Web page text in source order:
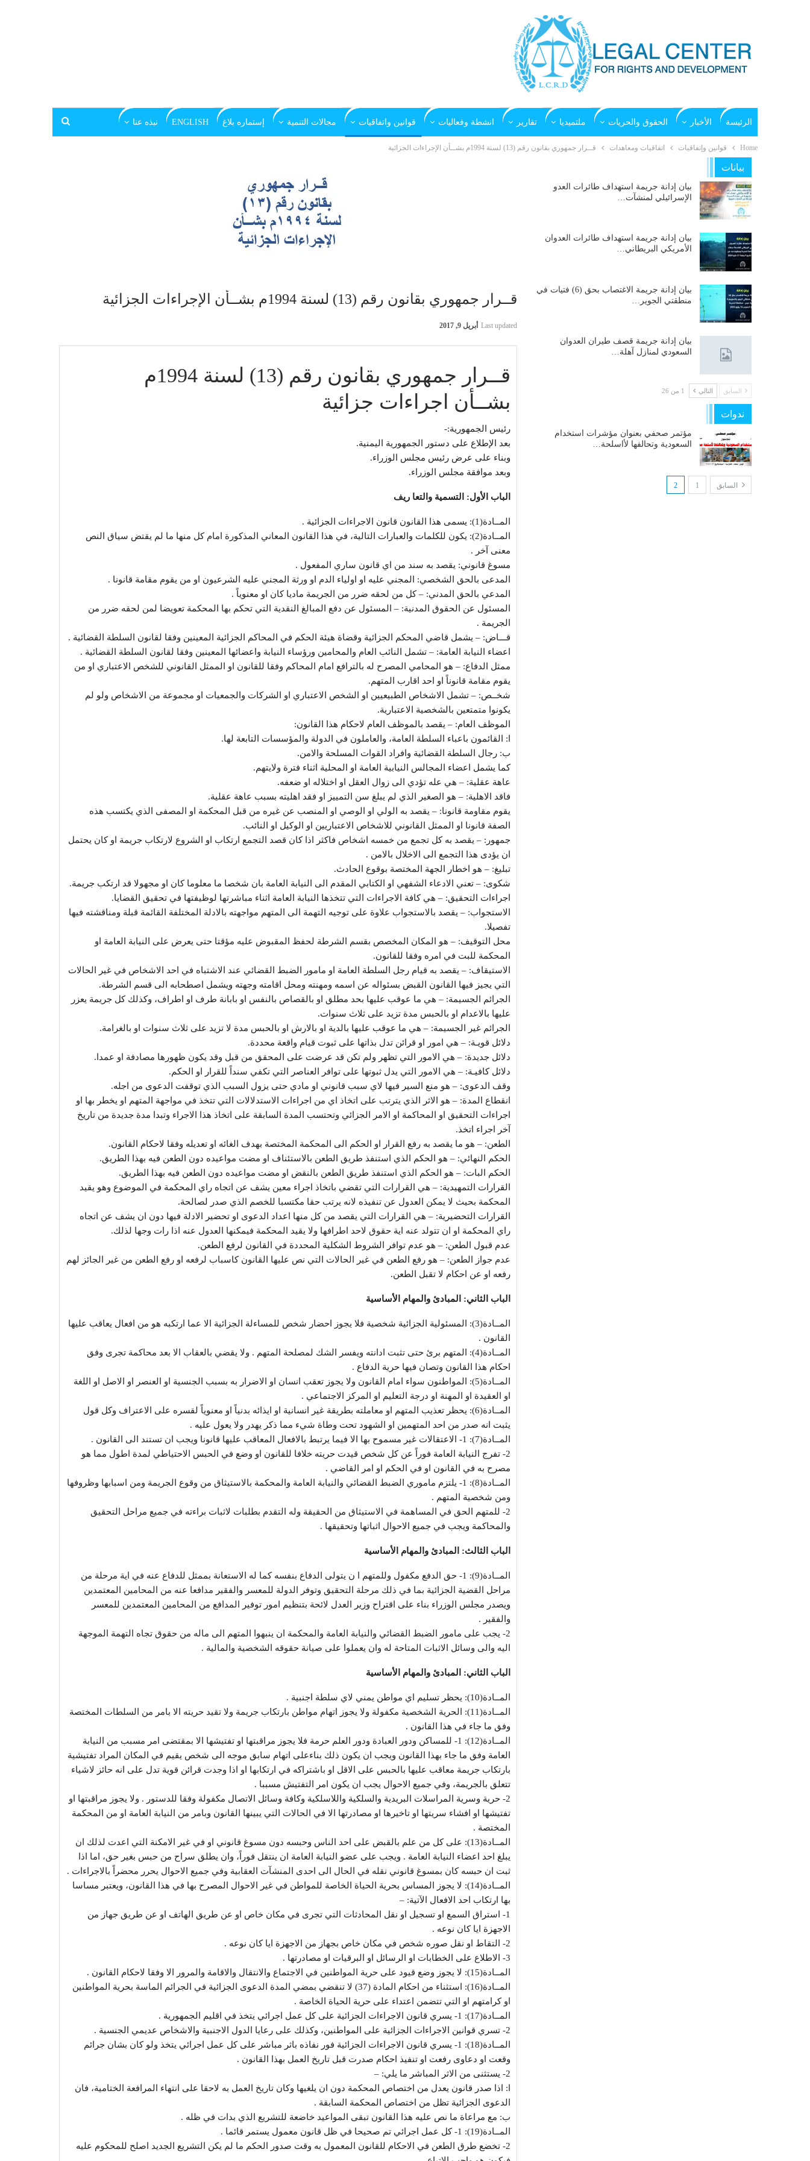
الرئيسة الأخبار الحقوق والحريات ملتميديا تقارير انشطة وفعاليات قوانين واتفاقيات مجالات التنمية إستماره بلاغ ENGLISH نبذه عنا
Home قوانين وإتفاقيات اتفاقيات ومعاهدات قــرار جمهوري بقانون رقم (13) لسنة 1994م بشــأن الإجراءات الجزائية
قــرار جمهوري بقانون رقم (13) لسنة 1994م بشــأن الإجراءات الجزائية
Last updated أبريل 9, 2017
قــرار جمهوري بقانون رقم (13) لسنة 1994م
بشــأن اجراءات جزائية
رئيس الجمهورية:-
بعد الإطلاع على دستور الجمهورية اليمنية.
وبناء على عرض رئيس مجلس الوزراء.
وبعد موافقة مجلس الوزراء.
الباب الأول: التسمية والتعا ريف
المــادة(1): يسمى هذا القانون قانون الاجراءات الجزائية .
المــادة(2): يكون للكلمات والعبارات التالية، في هذا القانون المعاني المذكورة امام كل منها ما لم يقتض سياق النص
معنى آخر .
مسوغ قانوني: يقصد به سند من اي قانون ساري المفعول .
المدعى بالحق الشخصي: المجني عليه او اولياء الدم او ورثة المجني عليه الشرعيون او من يقوم مقامة قانونا .
المدعي بالحق المدني: – كل من لحقه ضرر من الجريمة ماديا كان او معنوياً .
المسئول عن الحقوق المدنية: – المسئول عن دفع المبالغ النقدية التي تحكم بها المحكمة تعويضا لمن لحقه ضرر من
الجريمة .
قـــاض: – يشمل قاضي المحكم الجزائية وقضاة هيئة الحكم في المحاكم الجزائية المعينين وفقا لقانون السلطة القضائية .
اعضاء النيابة العامة: – تشمل النائب العام والمحامين ورؤساء النيابة واعضائها المعينين وفقا لقانون السلطة القضائية .
ممثل الدفاع: – هو المحامي المصرح له بالترافع امام المحاكم وفقا للقانون او الممثل القانوني للشخص الاعتباري او من
يقوم مقامة قانوناً او احد اقارب المتهم.
شخــص: – تشمل الاشخاص الطبيعيين او الشخص الاعتباري او الشركات والجمعيات او مجموعة من الاشخاص ولو لم
يكونوا متمتعين بالشخصية الاعتبارية.
الموظف العام: – يقصد بالموظف العام لاحكام هذا القانون:
ا: القائمون باعباء السلطة العامة، والعاملون في الدولة والمؤسسات التابعة لها.
ب: رجال السلطة القضائية وافراد القوات المسلحة والامن.
كما يشمل اعضاء المجالس النيابية العامة او المحلية اثناء فترة ولايتهم.
عاهة عقلية: – هي عله تؤدي الى زوال العقل او اختلاله او ضعفه.
فاقد الاهلية: – هو الصغير الذي لم يبلغ سن التمييز او فقد اهليته بسبب عاهة عقلية.
يقوم مقاومة قانونا: – يقصد به الولي او الوصي او المنصب عن غيره من قبل المحكمة او المصفى الذي يكتسب هذه
الصفة قانونا او الممثل القانوني للاشخاص الاعتباريين او الوكيل او النائب.
جمهور: – يقصد به كل تجمع من خمسه اشخاص فاكثر اذا كان قصد التجمع ارتكاب او الشروع لارتكاب جريمة او كان يحتمل
ان يؤدى هذا التجمع الى الاخلال بالامن .
تبليغ: – هو اخطار الجهة المختصة بوقوع الحادث.
شكوى: – تعني الادعاء الشفهي او الكتابي المقدم الى النيابة العامة بان شخصا ما معلوما كان او مجهولا قد ارتكب جريمة.
اجراءات التحقيق: – هي كافة الاجراءات التي تتخذها النيابة العامة اثناء مباشرتها لوظيفتها في تحقيق القضايا.
الاستجواب: – يقصد بالاستجواب علاوة على توجيه التهمة الى المتهم مواجهته بالادلة المختلفة القائمة قبلة ومناقشته فيها
تفصيلا.
محل التوقيف: – هو المكان المخصص بقسم الشرطة لحفظ المقبوض عليه مؤقتا حتى يعرض على النيابة العامة او
المحكمة للبت في امره وفقا للقانون.
الاستيقاف: – يقصد به قيام رجل السلطة العامة او مامور الضبط القضائي عند الاشتباه في احد الاشخاص في غير الحالات
التي يجيز فيها القانون القبض بسئواله عن اسمه ومهنته ومحل اقامته وجهته ويشمل اصطحابه الى قسم الشرطة.
الجرائم الجسيمة: – هي ما عوقب عليها بحد مطلق او بالقصاص بالنفس او بابانة طرف او اطراف، وكذلك كل جريمة يعزر
عليها بالاعدام او بالحبس مدة تزيد على ثلاث سنوات.
الجرائم غير الجسيمة: – هي ما عوقب عليها بالدية او بالارش او بالحبس مدة لا تزيد على ثلاث سنوات او بالغرامة.
دلائل قويـة: – هي امور او قرائن تدل بذاتها على ثبوت قيام واقعة محددة.
دلائل جديدة: – هي الامور التي تظهر ولم تكن قد عرضت على المحقق من قبل وقد يكون ظهورها مصادفة او عمدا.
دلائل كافيـة: – هي الامور التي يدل ثبوتها على توافر العناصر التي تكفي سنداً للقرار او الحكم.
وقف الدعوى: – هو منع السير فيها لاي سبب قانوني او مادي حتى يزول السبب الذي توقفت الدعوى من اجله.
انقطاع المدة: – هو الاثر الذي يترتب على اتخاذ اي من اجراءات الاستدلالات التي تتخذ في مواجهة المتهم او يخطر بها او
اجراءات التحقيق او المحاكمة او الامر الجزائي وتحتسب المدة السابقة على اتخاذ هذا الاجراء وتبدا مدة جديدة من تاريخ
آخر اجراء اتخذ.
الطعن: – هو ما يقصد به رفع القرار او الحكم الى المحكمة المختصة بهدف الغائه او تعديله وفقا لاحكام القانون.
الحكم النهائي: – هو الحكم الذي استنفذ طريق الطعن بالاستئناف او مضت مواعيده دون الطعن فيه بهذا الطريق.
الحكم البات: – هو الحكم الذي استنفذ طريق الطعن بالنقض او مضت مواعيده دون الطعن فيه بهذا الطريق.
القرارات التمهيدية: – هي القرارات التي تقضي باتخاذ اجراء معين يشف عن اتجاه راي المحكمة في الموضوع وهو يقيد
المحكمة بحيث لا يمكن العدول عن تنفيذه لانه يرتب حقا مكتسبا للخصم الذي صدر لصالحة.
القرارات التحضيرية: – هي القرارات التي يقصد من كل منها اعداد الدعوى او تحضير الادلة فيها دون ان يشف عن اتجاه
راي المحكمة او ان تتولد عنه اية حقوق لاحد اطرافها ولا يقيد المحكمة فيمكنها العدول عنه اذا رات وجها لذلك.
عدم قبول الطعن: – هو عدم توافر الشروط الشكلية المحددة في القانون لرفع الطعن.
عدم جواز الطعن: – هو رفع الطعن في غير الحالات التي نص عليها القانون كاسباب لرفعه او رفع الطعن من غير الجائز لهم
رفعه او عن احكام لا تقبل الطعن.
الباب الثاني: المبادئ والمهام الأساسية
المــادة(3): المسئولية الجزائية شخصية فلا يجوز احضار شخص للمساءلة الجزائية الا عما ارتكبه هو من افعال يعاقب عليها
القانون .
المــادة(4): المتهم برئ حتى تثبت ادانته ويفسر الشك لمصلحة المتهم . ولا يقضي بالعقاب الا بعد محاكمة تجرى وفق
احكام هذا القانون وتصان فيها حرية الدفاع .
المــادة(5): المواطنون سواء امام القانون ولا يجوز تعقب انسان او الاضرار به بسبب الجنسية او العنصر او الاصل او اللغة
او العقيدة او المهنة او درجة التعليم او المركز الاجتماعي .
المــادة(6): يحظر تعذيب المتهم او معاملته بطريقة غير انسانية او ايذائه بدنياً او معنوياً لقسره على الاعتراف وكل قول
يثبت انه صدر من احد المتهمين او الشهود تحت وطاة شيء مما ذكر يهدر ولا يعول عليه .
المــادة(7): 1- الاعتقالات غير مسموح بها الا فيما يرتبط بالافعال المعاقب عليها قانونا ويجب ان تستند الى القانون .
2- تفرج النيابة العامة فوراً عن كل شخص قيدت حريته خلافا للقانون او وضع في الحبس الاحتياطي لمدة اطول مما هو
مصرح به في القانون او في الحكم او امر القاضي .
المــادة(8): 1- يلتزم ماموري الضبط القضائي والنيابة العامة والمحكمة بالاستيثاق من وقوع الجريمة ومن اسبابها وظروفها
ومن شخصية المتهم .
2- للمتهم الحق في المساهمة في الاستيثاق من الحقيقة وله التقدم بطلبات لاثبات براءته في جميع مراحل التحقيق
والمحاكمة ويجب في جميع الاحوال اثباتها وتحقيقها .
الباب الثالث: المبادئ والمهام الأساسية
المــادة(9): 1- حق الدفع مكفول وللمتهم ا ن يتولى الدفاع بنفسه كما له الاستعانة بممثل للدفاع عنه في اية مرحلة من
مراحل القضية الجزائية بما في ذلك مرحلة التحقيق وتوفر الدولة للمعسر والفقير مدافعا عنه من المحامين المعتمدين
ويصدر مجلس الوزراء بناء على اقتراح وزير العدل لائحة بتنظيم امور توفير المدافع من المحامين المعتمدين للمعسر
والفقير .
2- يجب على مامور الضبط القضائي والنيابة العامة والمحكمة ان ينبهوا المتهم الى ماله من حقوق تجاه التهمة الموجهة
اليه والى وسائل الاثبات المتاحة له وان يعملوا على صيانة حقوقه الشخصية والمالية .
الباب الثاني: المبادئ والمهام الأساسية
المــادة(10): يحظر تسليم اي مواطن يمني لاي سلطة اجنبية .
المــادة(11): الحرية الشخصية مكفولة ولا يجوز اتهام مواطن بارتكاب جريمة ولا تقيد حريته الا بامر من السلطات المختصة
وفق ما جاء في هذا القانون .
المــادة(12): 1- للمساكن ودور العبادة ودور العلم حرمة فلا يجوز مراقبتها او تفتيشها الا بمقتضى امر مسبب من النيابة
العامة وفق ما جاء بهذا القانون ويجب ان يكون ذلك بناءعلى اتهام سابق موجه الى شخص يقيم في المكان المراد تفتيشية
بارتكاب جريمة معاقب عليها بالحبس على الاقل او باشتراكه في ارتكابها او اذا وجدت قرائن قوية تدل على انه حائز لاشياء
تتعلق بالجريمة، وفي جميع الاحوال يجب ان يكون امر التفتيش مسببا .
2- حرية وسرية المراسلات البريدية والسلكية واللاسلكية وكافة وسائل الاتصال مكفولة وفقا للدستور . ولا يجوز مراقبتها او
تفتيشها او افشاء سريتها او تاخيرها او مصادرتها الا في الحالات التي يبينها القانون وبامر من النيابة العامة او من المحكمة
المختصة .
المــادة(13): على كل من علم بالقبض على احد الناس وحبسه دون مسوغ قانوني او في غير الامكنة التي اعدت لذلك ان
يبلغ احد اعضاء النيابة العامة . ويجب على عضو النيابة العامة ان ينتقل فوراً، وان يطلق سراح من حبس بغير حق، اما اذا
ثبت ان حبسه كان بمسوغ قانوني نقله في الحال الى احدى المنشآت العقابية وفي جميع الاحوال يحرر محضراً بالاجراءات .
المــادة(14): لا يجوز المساس بحرية الحياة الخاصة للمواطن في غير الاحوال المصرح بها في هذا القانون، ويعتبر مساسا
بها ارتكاب احد الافعال الآتية: –
1- استراق السمع او تسجيل او نقل المحادثات التي تجرى في مكان خاص او عن طريق الهاتف او عن طريق جهاز من
الاجهزة ايا كان نوعه .
2- التقاط او نقل صوره شخص في مكان خاص بجهاز من الاجهزة ايا كان نوعه .
3- الاطلاع على الخطابات او الرسائل او البرقيات او مصادرتها .
المــادة(15): لا يجوز وضع قيود على حرية المواطنين في الاجتماع والانتقال والاقامة والمرور الا وفقا لاحكام القانون .
المــادة(16): استثناء من احكام المادة (37) لا تنقضي بمضي المدة الدعوى الجزائية في الجرائم الماسة بحرية المواطنين
او كرامتهم او التي تتضمن اعتداء على حرية الحياة الخاصة .
المــادة(17): 1- يسري قانون الاجراءات الجزائية على كل عمل اجرائي يتخذ في اقليم الجمهورية .
2- تسري قوانين الاجراءات الجزائية على المواطنين، وكذلك على رعايا الدول الاجنبية والاشخاص عديمي الجنسية .
المــادة(18): 1- يسري قانون الاجراءات الجزائية فور نفاذه باثر مباشر على كل عمل اجرائي يتخذ ولو كان بشان جرائم
وقعت او دعاوى رفعت او تنفيذ احكام صدرت قبل تاريخ العمل بهذا القانون .
2- يستثنى من الاثر المباشر ما يلي: –
ا: اذا صدر قانون يعدل من اختصاص المحكمة دون ان يلغيها وكان تاريخ العمل به لاحقا على انتهاء المرافعة الختامية، فان
الدعوى الجزائية تظل من اختصاص المحكمة السابقة .
ب: مع مراعاة ما نص عليه هذا القانون تبقى المواعيد خاضعة للتشريع الذي بدات في ظله .
المــادة(19): 1- كل عمل اجرائي تم صحيحا في ظل قانون معمول يستمر قائما .
2- تخضع طرق الطعن في الاحكام للقانون المعمول به وقت صدور الحكم ما لم يكن التشريع الجديد اصلح للمحكوم عليه
بيانات
بيان إدانة جريمة استهداف طائرات العدو
الإسرائيلي لمنشآت…
بيان إدانة جريمة استهداف طائرات العدوان
الأمريكي البريطاني…
بيان إدانة جريمة الاغتصاب بحق (6) فتيات في
منطقتي الجوير…
بيان إدانة جريمة قصف طيران العدوان
السعودي لمنازل آهلة…
السابق التالي 1 من 26
ندوات
مؤتمر صحفي بعنوان مؤشرات استخدام
السعودية وتحالفها لأاسلحة…
السابق 1
2